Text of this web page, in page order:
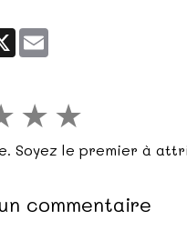
X
★ ★
Soyez le premier à
commentaire